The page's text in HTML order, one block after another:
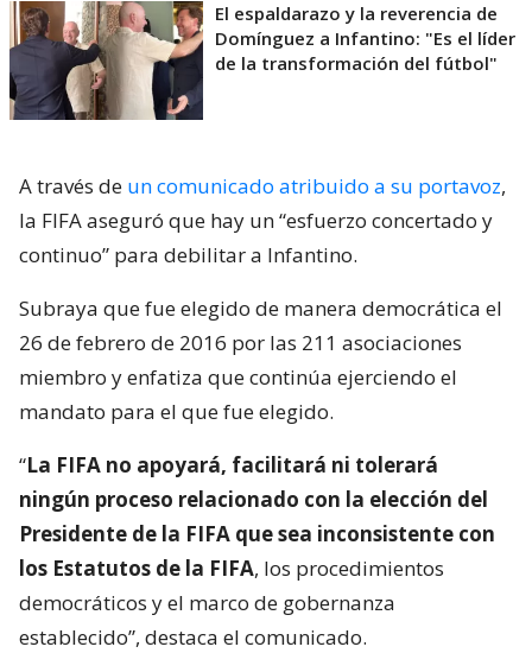
El espaldarazo y la reverencia de
Domínguez a Infantino: "Es el líder
de la transformación del fútbol"
A través de un comunicado atribuido a su portavoz,
la FIFA aseguró que hay un “esfuerzo concertado y
continuo” para debilitar a Infantino.
Subraya que fue elegido de manera democrática el
26 de febrero de 2016 por las 211 asociaciones
miembro y enfatiza que continúa ejerciendo el
mandato para el que fue elegido.
“La FIFA no apoyará, facilitará ni tolerará
ningún proceso relacionado con la elección del
Presidente de la FIFA que sea inconsistente con
los Estatutos de la FIFA, los procedimientos
democráticos y el marco de gobernanza
establecido”, destaca el comunicado.